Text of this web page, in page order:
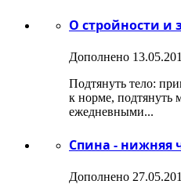
О стройности и
Дополнено
Подтянуть тело:
к норме, подтянуть
ежедневными...
Спина - нижняя
Дополнено